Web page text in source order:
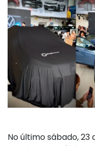
No último sábado, 23